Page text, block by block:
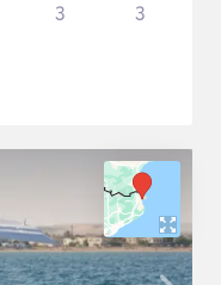
3 3